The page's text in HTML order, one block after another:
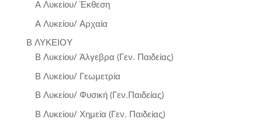
Α Λυκείου/ Έκθεση
Α Λυκείου/ Αρχαία
Β ΛΥΚΕΙΟΥ
Β Λυκείου/ Άλγεβρα (Γεν. Παιδείας)
Β Λυκείου/ Γεωμετρία
Β Λυκείου/ Φυσική (Γεν.Παιδείας)
Β Λυκείου/ Χημεία (Γεν. Παιδείας)